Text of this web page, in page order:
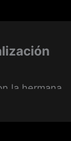
la hermana
de que